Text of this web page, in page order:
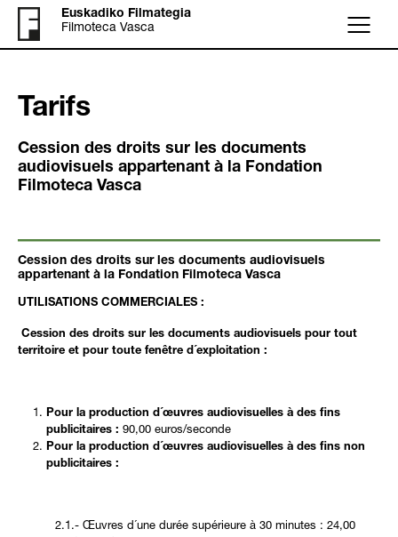
Euskadiko Filmategia
Filmoteca Vasca
Menu
Tarifs
Cession des droits sur les documents
audiovisuels appartenant à la Fondation
Filmoteca Vasca
Cession des droits sur les documents audiovisuels
appartenant à la Fondation Filmoteca Vasca
UTILISATIONS COMMERCIALES :
Cession des droits sur les documents audiovisuels pour tout
territoire et pour toute fenêtre d´exploitation :
Pour la production d´œuvres audiovisuelles à des fins
publicitaires : 90,00 euros/seconde
Pour la production d´œuvres audiovisuelles à des fins non
publicitaires :
2.1.- Œuvres d´une durée supérieure à 30 minutes : 24,00